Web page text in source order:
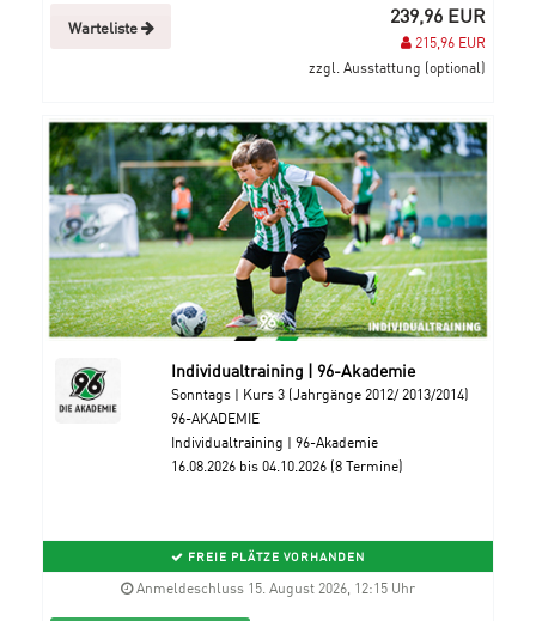
Warteliste 239,96 EUR
215,96 EUR
zzgl. Ausstattung (optional)
Individualtraining | 96-Akademie
Sonntags | Kurs 3 (Jahrgänge 2012/ 2013/2014)
96-AKADEMIE
Individualtraining | 96-Akademie
16.08.2026 bis 04.10.2026 (8 Termine)
FREIE PLÄTZE VORHANDEN
Anmeldeschluss 15. August 2026, 12:15 Uhr